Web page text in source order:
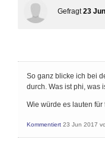
Gefragt 23
So ganz blicke ich bei
durch. Was ist phi, was
Wie würde es lauten für
Kommentiert 23 Jun 2017